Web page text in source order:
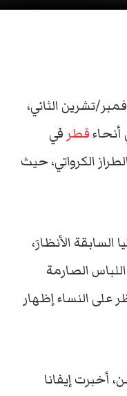
تشرين الثاني،
قطر في
الكرواتي، حيث
الأنظارَ،
الصارمة
على النساء إظهار
أخبرت إيفانا